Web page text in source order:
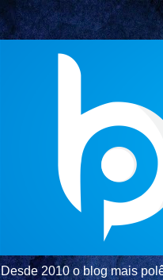
Desde 2010 o blog mais